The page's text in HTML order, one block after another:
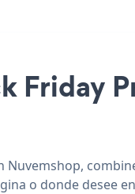
Friday
o donde desee